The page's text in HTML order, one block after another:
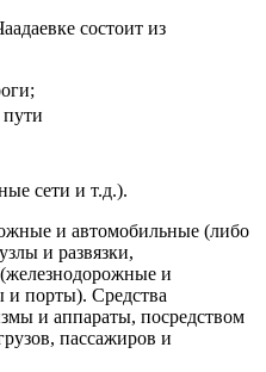
состоит из
сети и т.д.).
и автомобильные (либо
и развязки,
и
и порты). Средства
и аппараты, посредством
пассажиров и